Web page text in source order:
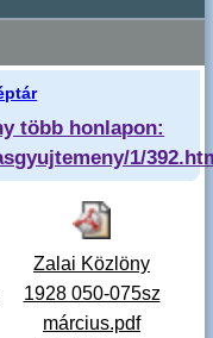
több honlapon:
1/
Zalai Közlöny
1928 050-075sz
március.pdf